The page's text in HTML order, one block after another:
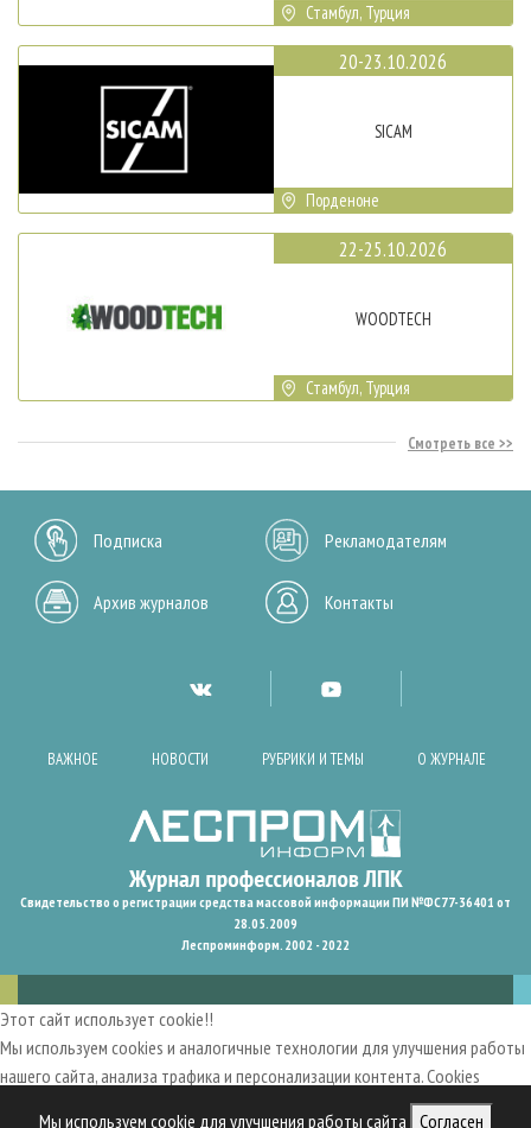
Мы используем cookie для улучшения работы сайта Согласен
Стамбул, Турция
20-23.10.2026
SICAM
Порденоне
22-25.10.2026
WOODTECH
Стамбул, Турция
Смотреть все
Подписка Рекламодателям
Архив журналов Контакты
ВАЖНОЕ НОВОСТИ РУБРИКИ И ТЕМЫ О ЖУРНАЛЕ
Свидетельство о регистрации средства массовой информации ПИ №ФС77-36401 от
28.05.2009
Леспроминформ. 2002 - 2022
Этот сайт использует cookie!!
Мы используем cookies и аналогичные технологии для улучшения работы
нашего сайта, анализа трафика и персонализации контента. Cookies